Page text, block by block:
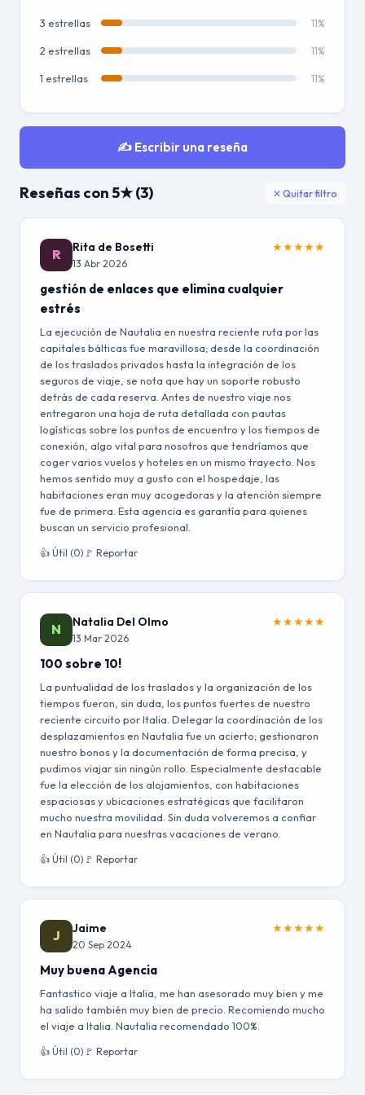
3 estrellas 11%
2 estrellas 11%
1 estrellas 11%
✍️ Escribir una reseña
Reseñas con 5★ (3) ✕ Quitar filtro
R Rita de Bosetti
13 Abr 2026
★★★★★
gestión de enlaces que elimina cualquier
estrés
La ejecución de Nautalia en nuestra reciente ruta por las
capitales bálticas fue maravillosa; desde la coordinación
de los traslados privados hasta la integración de los
seguros de viaje, se nota que hay un soporte robusto
detrás de cada reserva. Antes de nuestro viaje nos
entregaron una hoja de ruta detallada con pautas
logísticas sobre los puntos de encuentro y los tiempos de
conexión, algo vital para nosotros que tendríamos que
coger varios vuelos y hoteles en un mismo trayecto. Nos
hemos sentido muy a gusto con el hospedaje, las
habitaciones eran muy acogedoras y la atención siempre
fue de primera. Esta agencia es garantía para quienes
buscan un servicio profesional.
👍 Útil (0) 🚩 Reportar
N Natalia Del Olmo
13 Mar 2026
★★★★★
100 sobre 10!
La puntualidad de los traslados y la organización de los
tiempos fueron, sin duda, los puntos fuertes de nuestro
reciente circuito por Italia. Delegar la coordinación de los
desplazamientos en Nautalia fue un acierto; gestionaron
nuestro bonos y la documentación de forma precisa, y
pudimos viajar sin ningún rollo. Especialmente destacable
fue la elección de los alojamientos, con habitaciones
espaciosas y ubicaciones estratégicas que facilitaron
mucho nuestra movilidad. Sin duda volveremos a confiar
en Nautalia para nuestras vacaciones de verano.
👍 Útil (0) 🚩 Reportar
J Jaime
20 Sep 2024
★★★★★
Muy buena Agencia
Fantastico viaje a Italia, me han asesorado muy bien y me
ha salido también muy bien de precio. Recomiendo mucho
el viaje a Italia. Nautalia recomendado 100%.
👍 Útil (0) 🚩 Reportar